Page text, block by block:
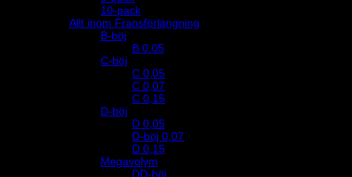
10-pack
Allt inom Fransförlängning
B-böj
B 0.05
C-böj
C 0,05
C 0,07
C 0,15
D-böj
D 0,05
D-böj 0,07
D 0,15
Megavolym
DD-böj